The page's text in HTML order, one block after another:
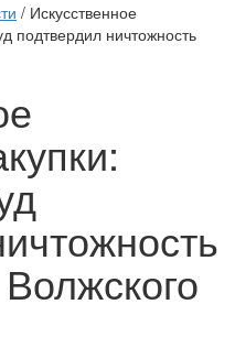
/ Искусственное
подтвердил ничтожность